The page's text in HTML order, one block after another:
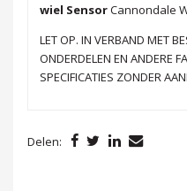
wiel SensorCannondale
LET OP. IN VERBAND MET
ONDERDELEN EN ANDERE
SPECIFICATIES ZONDER
Delen: